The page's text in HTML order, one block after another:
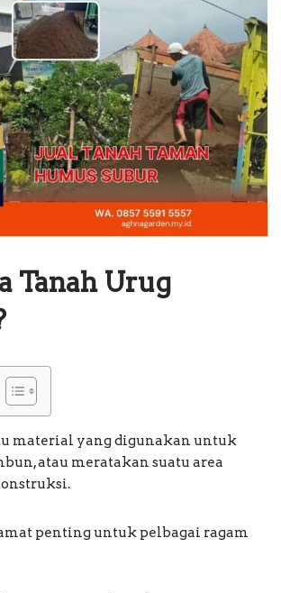
Tanah Urug
material yang digunakan untuk
atau meratakan suatu area
penting untuk pelbagai ragam